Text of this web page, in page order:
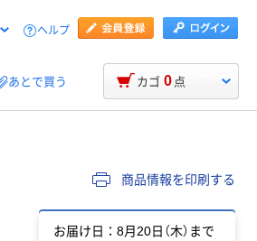
ヘルプ
あとで買う カゴ 0 点
商品情報を印刷する
お届け日：8月20日（木）まで